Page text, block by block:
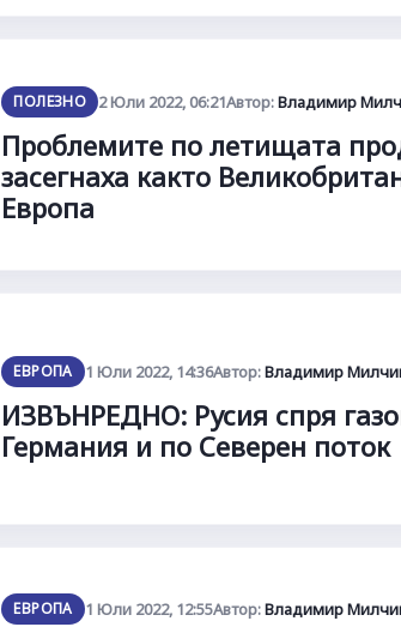
ПОЛЕЗНО 2 Юли 2022, 06:21Автор:Владимир
Проблемите по летищата
засегнаха както
Европа
ЕВРОПА 1 Юли 2022, 14:36Автор:Владимир
ИЗВЪНРЕДНО: Русия спря
Германия и по Северен поток
ЕВРОПА 1 Юли 2022, 12:55Автор:Владимир